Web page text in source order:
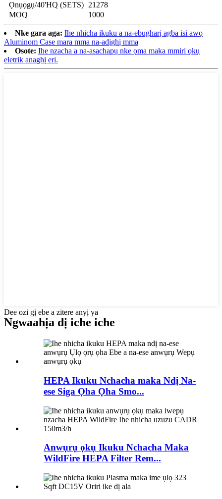
Ọnụọgụ/40'HQ (SETS) 21278
MOQ
1000
Nke gara aga: Ihe nhicha ikuku a na-ebugharị agba isi awọ
Aluminom Case mara mma na-adịghị mma
Osote: Ihe nzacha a na-asachapụ nke ọma maka mmiri ọkụ
eletrik anaghị eri.
Dee ozi gị ebe a zitere anyị ya
Ngwaahịa dị iche iche
HEPA Ikuku Nchacha maka Ndị Na-
ese Siga Ọha Ọha Smo...
Anwụrụ ọkụ Ikuku Nchacha Maka
WildFire HEPA Filter Rem...